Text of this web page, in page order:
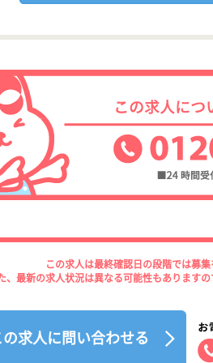
この求人は最終確認日の段階では募集
、最新の求人状況は異なる可能性もあります
求人に問い合わせる